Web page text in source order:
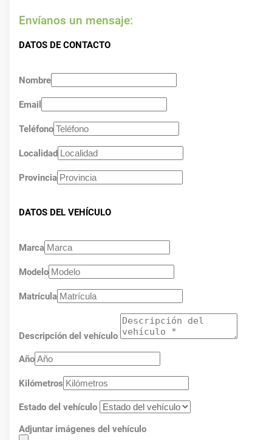
Envíanos un mensaje:
DATOS DE CONTACTO
Nombre
Email
Teléfono
Localidad
Provincia
DATOS DEL VEHÍCULO
Marca
Modelo
Matrícula
Descripción del vehículo
Año
Kilómetros
Estado del vehículo
Adjuntar imágenes del vehículo